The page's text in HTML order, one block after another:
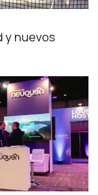
y nuevos